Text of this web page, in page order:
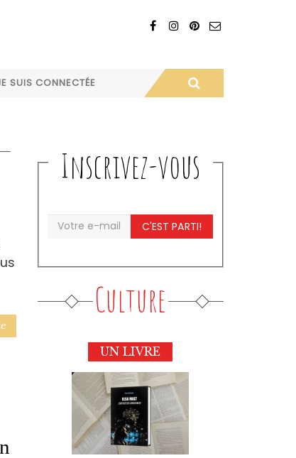
SUIS CONNECTÉE
Inscrivez-vous
C'EST PARTI!
Culture
UN LIVRE